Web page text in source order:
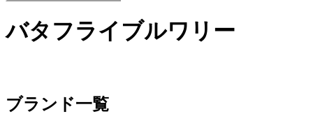
バタフライブルワリー
ブランド一覧